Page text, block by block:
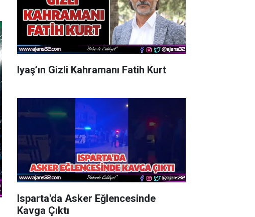
Iyaş’ın Gizli Kahramanı Fatih Kurt
Isparta'da Asker Eğlencesinde
Kavga Çıktı